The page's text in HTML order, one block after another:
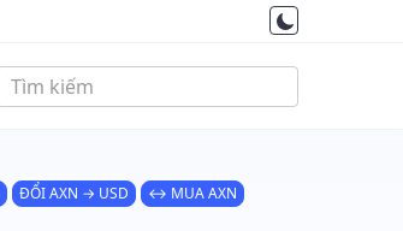
ĐỔI AXN → USD ↔ MUA AXN